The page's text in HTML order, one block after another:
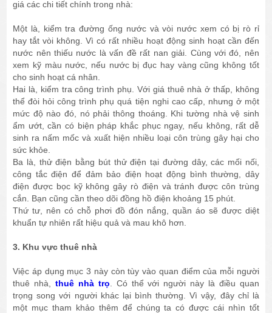
giá các chi tiết chính trong nhà:
Một là, kiểm tra đường ống nước và vòi nước xem có bị rò rỉ
hay tắt vòi không. Vì có rất nhiều hoạt động sinh hoạt cần đến
nước nên thiếu nước là vấn đề rất nan giải. Cùng với đó, nên
xem kỹ màu nước, nếu nước bị đục hay vàng cũng không tốt
cho sinh hoạt cá nhân.
Hai là, kiểm tra công trình phụ. Với giá thuê nhà ở thấp, không
thể đòi hỏi công trình phụ quá tiện nghi cao cấp, nhưng ở một
mức độ nào đó, nó phải thông thoáng. Khi tường nhà vệ sinh
ẩm ướt, cần có biện pháp khắc phục ngay, nếu không, rất dễ
sinh ra nấm mốc và xuất hiện nhiều loại côn trùng gây hại cho
sức khỏe.
Ba là, thử điện bằng bút thử điện tại đường dây, các mối nối,
công tắc điện để đảm bảo điện hoạt động bình thường, dây
điện được bọc kỹ không gây rò điện và tránh được côn trùng
cắn. Bạn cũng cần theo dõi đồng hồ điện khoảng 15 phút.
Thứ tư, nên có chỗ phơi đồ đón nắng, quần áo sẽ được diệt
khuẩn tự nhiên rất hiệu quả và mau khô hơn.
3. Khu vực thuê nhà
Việc áp dụng mục 3 này còn tùy vào quan điểm của mỗi người
thuê nhà, thuê nhà trọ . Có thể với người này là điều quan
trọng song với người khác lại bình thường. Vì vậy, đây chỉ là
một mục tham khảo thêm để chúng ta có được cái nhìn tốt